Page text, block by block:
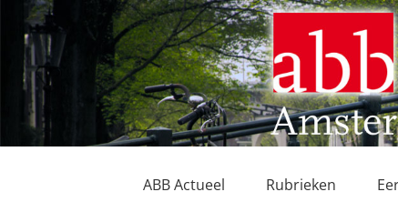
naar
inhoud
ABB Actueel Rubrieken